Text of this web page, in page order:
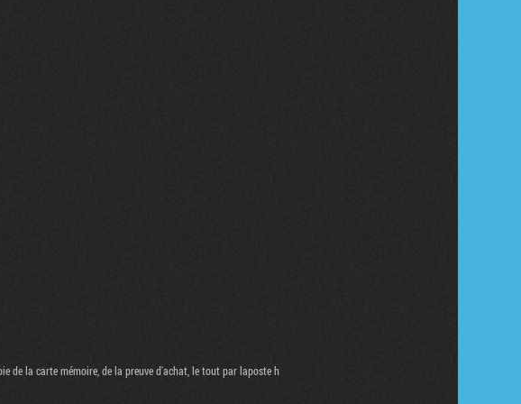
de la carte mémoire, de la preuve d'achat, le tout par laposte h